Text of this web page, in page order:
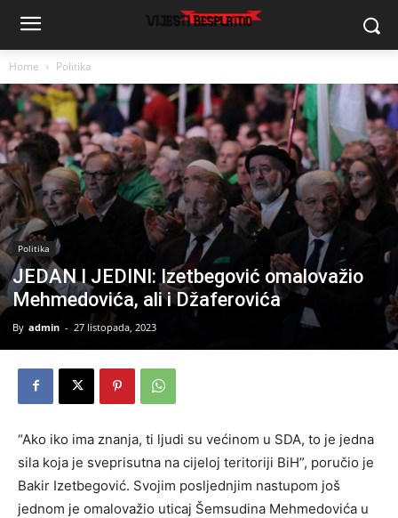
Home Politika
Politika
JEDAN I JEDINI: Izetbegović omalovažio
Mehmedovića, ali i Džaferovića
By admin - 27 listopada, 2023
“Ako iko ima znanja, ti ljudi su većinom u SDA, to je jedna
sila koja je sveprisutna na cijeloj teritoriji BiH”, poručio je
Bakir Izetbegović. Svojim posljednjim nastupom još
jednom je omalovažio uticaj Šemsudina Mehmedovića u